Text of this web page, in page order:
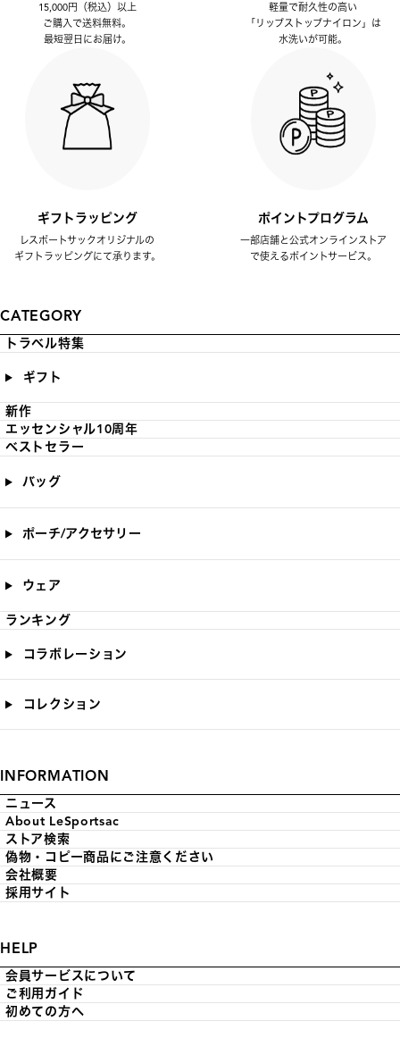
15,000円（税込）以上
ご購入で送料無料。
最短翌日にお届け。
軽量で耐久性の高い
「リップストップナイロン」は
水洗いが可能。
ギフトラッピング
レスポートサックオリジナルの
ギフトラッピングにて承ります。
ポイントプログラム
一部店舗と公式オンラインストア
で使えるポイントサービス。
CATEGORY
トラベル特集
ギフト
新作
エッセンシャル10周年
ベストセラー
バッグ
ポーチ/アクセサリー
ウェア
ランキング
コラボレーション
コレクション
INFORMATION
ニュース
About LeSportsac
ストア検索
偽物・コピー商品にご注意ください
会社概要
採用サイト
HELP
会員サービスについて
ご利用ガイド
初めての方へ